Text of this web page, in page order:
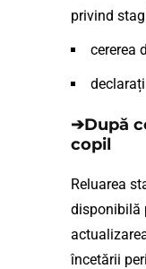
privind
cererea
➔După
copil
Reluarea
disponibilă
încetării